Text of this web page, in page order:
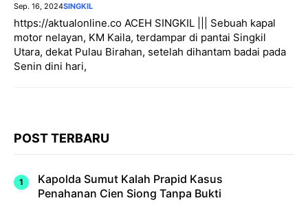
Sep. 16, 2024SINGKIL
https://aktualonline.co ACEH SINGKIL ||| Sebuah kapal
motor nelayan, KM Kaila, terdampar di pantai Singkil
Utara, dekat Pulau Birahan, setelah dihantam badai pada
Senin dini hari,
POST TERBARU
Kapolda Sumut Kalah Prapid Kasus
Penahanan Cien Siong Tanpa Bukti